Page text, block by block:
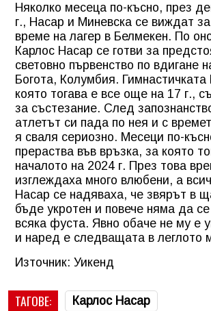
Няколко месеца по-късно, през
г., Насар и Миневска се виждат
време на лагер в Белмекен. По
Карлос Насар се готви за
световно първенство по вдигане
Богота, Колумбия. Гимнастичката
която тогава е все още на 17 г.,
за състезание. След
атлетът си пада по нея и с
я сваля сериозно. Месеци по-
прераства във връзка, за която
началото на 2024 г. През това
изглеждаха много влюбени, а
Насар се надяваха, че звярът в
бъде укротен и повече няма да
всяка фуста. Явно обаче не му е
и наред е следващата в леглото
Източник: Уикенд
ТАГОВЕ:
Карлос Насар